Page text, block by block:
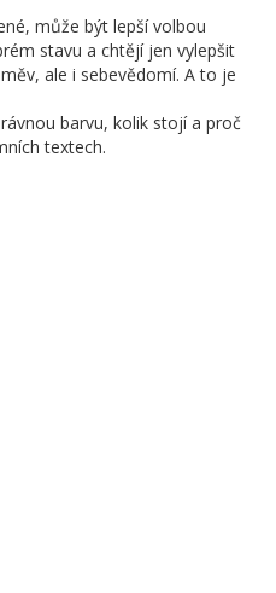
může být lepší volbou
stavu a chtějí jen vylepšit
ale i sebevědomí. A to je
barvu, kolik stojí a proč
textech.